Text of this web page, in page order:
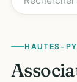
HAUTES-